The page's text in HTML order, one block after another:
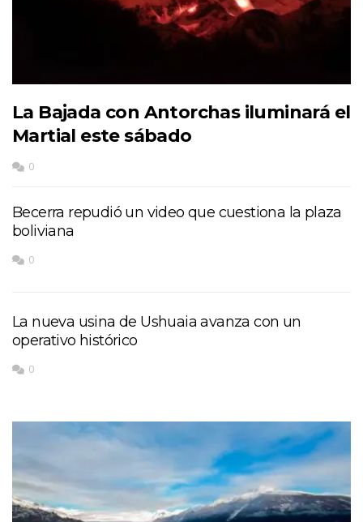
La Bajada con Antorchas iluminará el
Martial este sábado
0
Becerra repudió un video que cuestiona la plaza
boliviana
0
La nueva usina de Ushuaia avanza con un
operativo histórico
0